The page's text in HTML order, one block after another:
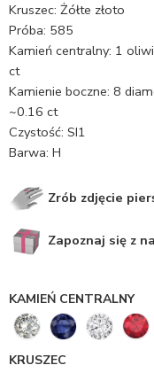
Kruszec: Żółte złoto
Próba: 585
Kamień centralny: 1
ct
Kamienie boczne: 8
~0.16 ct
Czystość: SI1
Barwa: H
Zrób zdjęcie
Zapoznaj się z
KAMIEŃ CENTRALNY
KRUSZEC